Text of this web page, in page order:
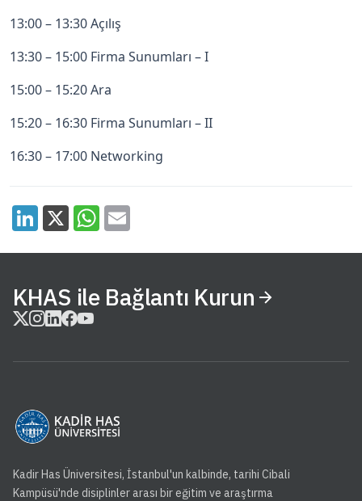
13:00 – 13:30 Açılış
13:30 – 15:00 Firma Sunumları – I
15:00 – 15:20 Ara
15:20 – 16:30 Firma Sunumları – II
16:30 – 17:00 Networking
KHAS ile Bağlantı Kurun
Kadir Has Üniversitesi, İstanbul'un kalbinde, tarihi Cibali
Kampüsü'nde disiplinler arası bir eğitim ve araştırma